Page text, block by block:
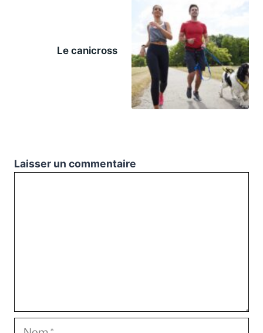
Le canicross
Laisser un commentaire
Nom